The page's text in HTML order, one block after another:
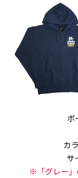
カ
サ
※「グレー」